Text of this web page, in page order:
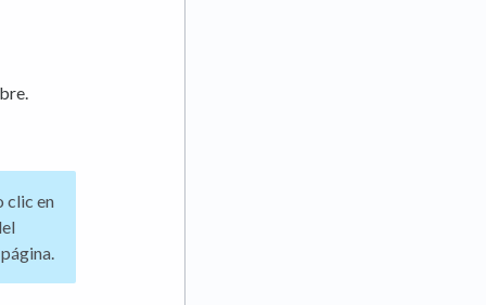
clic en